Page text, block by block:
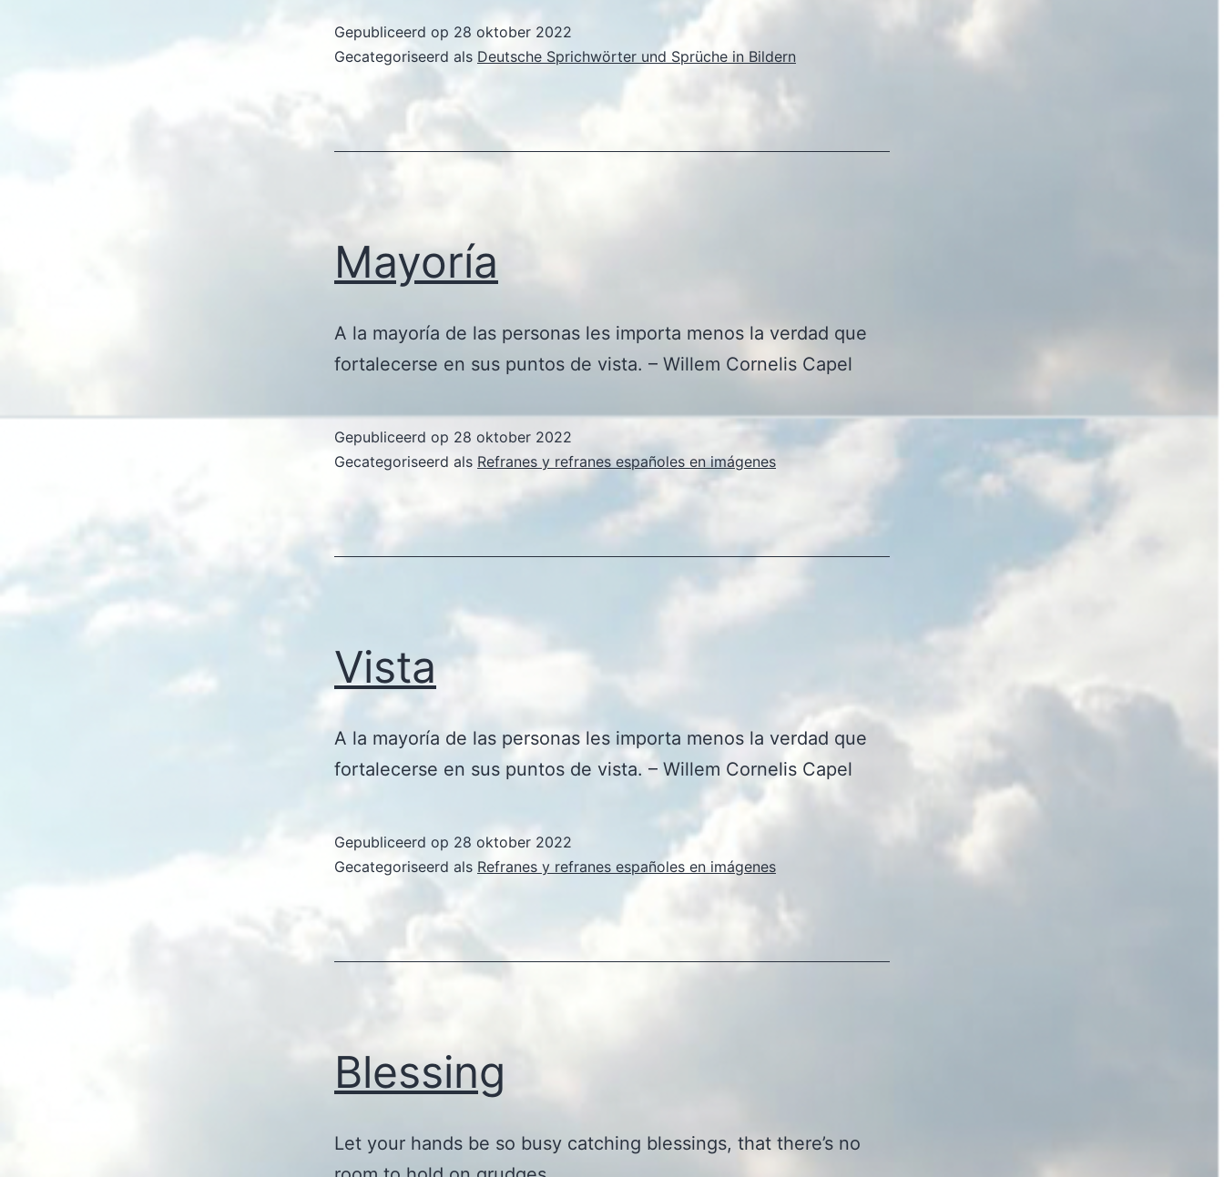
Gepubliceerd op 28 oktober 2022
Gecategoriseerd als Deutsche Sprichwörter und Sprüche in Bildern
Mayoría
A la mayoría de las personas les importa menos la verdad que
fortalecerse en sus puntos de vista. – Willem Cornelis Capel
Gepubliceerd op 28 oktober 2022
Gecategoriseerd als Refranes y refranes españoles en imágenes
Vista
A la mayoría de las personas les importa menos la verdad que
fortalecerse en sus puntos de vista. – Willem Cornelis Capel
Gepubliceerd op 28 oktober 2022
Gecategoriseerd als Refranes y refranes españoles en imágenes
Blessing
Let your hands be so busy catching blessings, that there’s no